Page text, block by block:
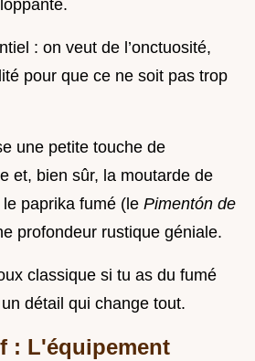
: on veut de l’onctuosité,
pour que ce ne soit pas trop
une petite touche de
et, bien sûr, la moutarde de
paprika fumé (le Pimentón de
profondeur rustique géniale.
classique si tu as du fumé
détail qui change tout.
: L'équipement